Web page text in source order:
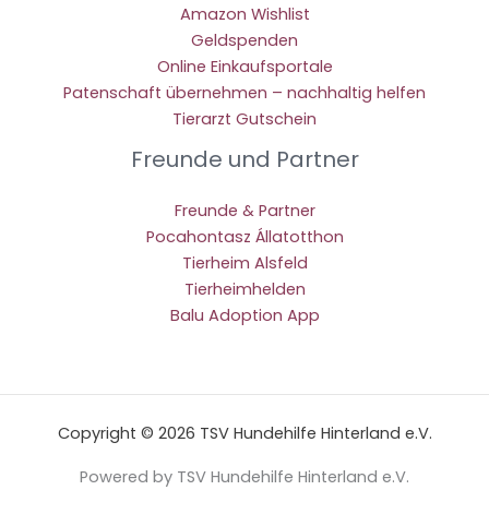
Amazon Wishlist
Geldspenden
Online Einkaufsportale
Patenschaft übernehmen – nachhaltig helfen
Tierarzt Gutschein
Freunde und Partner
Freunde & Partner
Pocahontasz Állatotthon
Tierheim Alsfeld
Tierheimhelden
Balu Adoption App
Copyright © 2026 TSV Hundehilfe Hinterland e.V.
Powered by TSV Hundehilfe Hinterland e.V.